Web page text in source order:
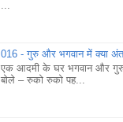
016 - गुरु और भगवान में क्या
एक आदमी के घर भगवान और गुरु
बोले – रुको रुको पह...